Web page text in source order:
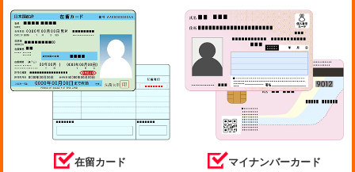
在留カード マイナンバーカード